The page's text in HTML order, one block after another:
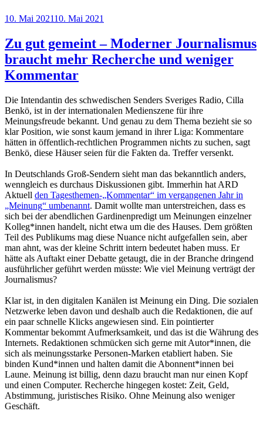
Veröffentlicht
10. Mai 202110. Mai 2021
Zu gut gemeint – Moderner Journalismus
braucht mehr Recherche und weniger
Kommentar
Die Intendantin des schwedischen Senders Sveriges Radio, Cilla
Benkö, ist in der internationalen Medienszene für ihre
Meinungsfreude bekannt. Und genau zu dem Thema bezieht sie so
klar Position, wie sonst kaum jemand in ihrer Liga: Kommentare
hätten in öffentlich-rechtlichen Programmen nichts zu suchen, sagt
Benkö, diese Häuser seien für die Fakten da. Treffer versenkt.
In Deutschlands Groß-Sendern sieht man das bekanntlich anders,
wenngleich es durchaus Diskussionen gibt. Immerhin hat ARD
Aktuell den Tagesthemen-„Kommentar“ im vergangenen Jahr in
„Meinung“ umbenannt. Damit wollte man unterstreichen, dass es
sich bei der abendlichen Gardinenpredigt um Meinungen einzelner
Kolleg*innen handelt, nicht etwa um die des Hauses. Dem größten
Teil des Publikums mag diese Nuance nicht aufgefallen sein, aber
man ahnt, was der kleine Schritt intern bedeutet haben muss. Er
hätte als Auftakt einer Debatte getaugt, die in der Branche dringend
ausführlicher geführt werden müsste: Wie viel Meinung verträgt der
Journalismus?
Klar ist, in den digitalen Kanälen ist Meinung ein Ding. Die sozialen
Netzwerke leben davon und deshalb auch die Redaktionen, die auf
ein paar schnelle Klicks angewiesen sind. Ein pointierter
Kommentar bekommt Aufmerksamkeit, und das ist die Währung des
Internets. Redaktionen schmücken sich gerne mit Autor*innen, die
sich als meinungsstarke Personen-Marken etabliert haben. Sie
binden Kund*innen und halten damit die Abonnent*innen bei
Laune. Meinung ist billig, denn dazu braucht man nur einen Kopf
und einen Computer. Recherche hingegen kostet: Zeit, Geld,
Abstimmung, juristisches Risiko. Ohne Meinung also weniger
Geschäft.